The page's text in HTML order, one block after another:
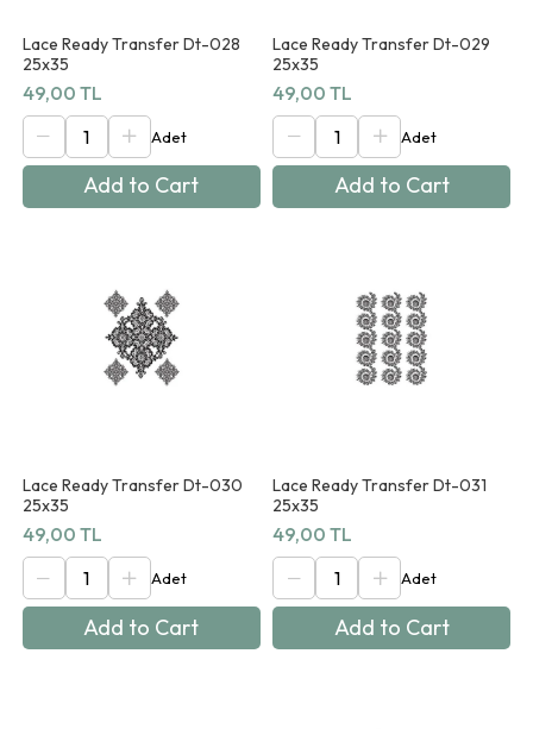
Lace Ready Transfer Dt-028
25x35
49,00 TL
Add to Cart
Lace Ready Transfer Dt-029
25x35
49,00 TL
Add to Cart
Lace Ready Transfer Dt-030
25x35
49,00 TL
Add to Cart
Lace Ready Transfer Dt-031
25x35
49,00 TL
Add to Cart